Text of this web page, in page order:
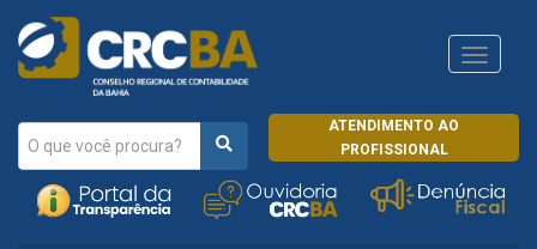
ATENDIMENTO AO
PROFISSIONAL
CRCRJ